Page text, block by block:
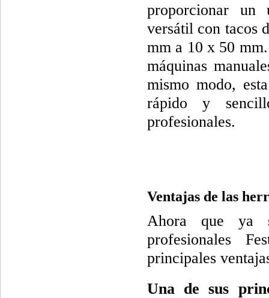
proporcionar un
versátil con tacos
mm a 10 x 50
máquinas
mismo modo,
rápido y
profesionales.
Ventajas de las
Ahora que ya
profesionales
principales
Una de sus